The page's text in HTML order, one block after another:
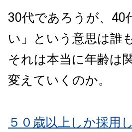
30代であろうが、40
い」という意思は誰
それは本当に年齢は
変えていくのか。
５０歳以上しか採用